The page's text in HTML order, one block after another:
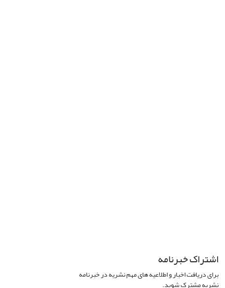
اشتراک خبرنامه
برای دریافت اخبار و اطلاعیه های مهم نشریه در خبرنامه
نشریه مشترک شوید.